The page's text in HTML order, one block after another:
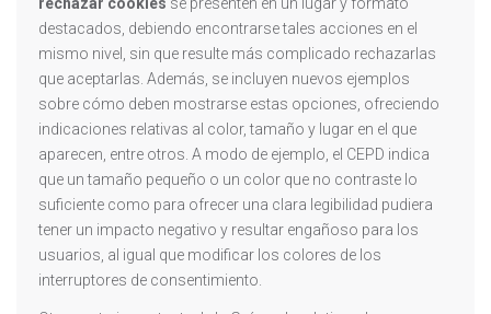
destacados, debiendo encontrarse tales acciones en el
mismo nivel, sin que resulte más complicado rechazarlas
que aceptarlas. Además, se incluyen nuevos ejemplos
sobre cómo deben mostrarse estas opciones, ofreciendo
indicaciones relativas al color, tamaño y lugar en el que
aparecen, entre otros. A modo de ejemplo, el CEPD indica
que un tamaño pequeño o un color que no contraste lo
suficiente como para ofrecer una clara legibilidad pudiera
tener un impacto negativo y resultar engañoso para los
usuarios, al igual que modificar los colores de los
interruptores de consentimiento.